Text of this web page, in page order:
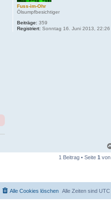
Fuss-im-Ohr
Ölsumpfbesichtiger
Beiträge: 359
Registriert: Sonntag 16. Juni 2013, 22:26
1 Beitrag • Seite 1 von
Alle Zeiten sind UTC
Alle Cookies löschen